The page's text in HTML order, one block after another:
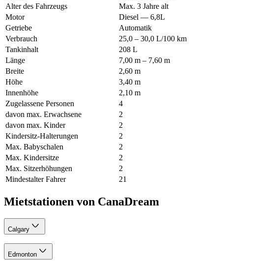
Alter des Fahrzeugs
Max. 3 Jahre alt
Motor
Diesel — 6,8L
Getriebe
Automatik
Verbrauch
25,0 – 30,0 L/100 km
Tankinhalt
208 L
Länge
7,00 m – 7,60 m
Breite
2,60 m
Höhe
3,40 m
Innenhöhe
2,10 m
Zugelassene Personen
4
davon max. Erwachsene
2
davon max. Kinder
2
Kindersitz-Halterungen
2
Max. Babyschalen
2
Max. Kindersitze
2
Max. Sitzerhöhungen
2
Mindestalter Fahrer
21
Mietstationen von CanaDream
Calgary
Edmonton